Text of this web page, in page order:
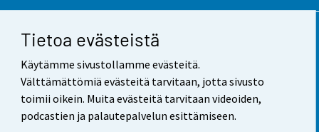
Tietoa evästeistä
Käytämme sivustollamme evästeitä.
Välttämättömiä evästeitä tarvitaan, jotta sivusto
toimii oikein. Muita evästeitä tarvitaan videoiden,
podcastien ja palautepalvelun esittämiseen.
Yhteystiedot
Palaute
Käyttöehdot